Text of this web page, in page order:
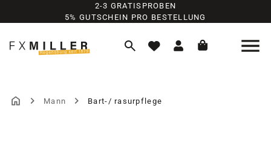
Zum Hauptinhalt springen
2-3 GRATISPROBEN
5% GUTSCHEIN PRO BESTELLUNG
Mann Bart-/ rasurpflege